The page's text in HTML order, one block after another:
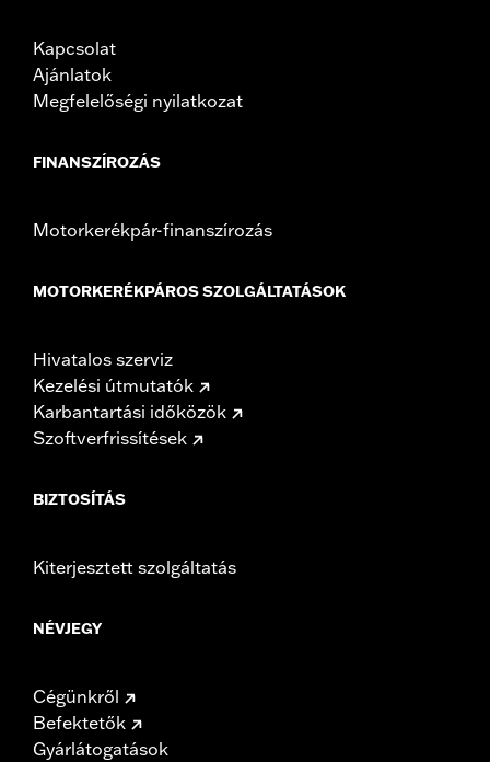
Kapcsolat
Ajánlatok
Megfelelőségi nyilatkozat
FINANSZÍROZÁS
Motorkerékpár-finanszírozás
MOTORKERÉKPÁROS SZOLGÁLTATÁSOK
Hivatalos szerviz
Kezelési útmutatók
Karbantartási időközök
Szoftverfrissítések
BIZTOSÍTÁS
Kiterjesztett szolgáltatás
NÉVJEGY
Cégünkről
Befektetők
Gyárlátogatások